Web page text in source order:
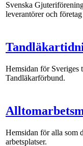
Svenska
leverantörer och
Hemsidan för Sveriges
Tandläkarförbund.
Hemsidan för alla som
arbetsplatser.